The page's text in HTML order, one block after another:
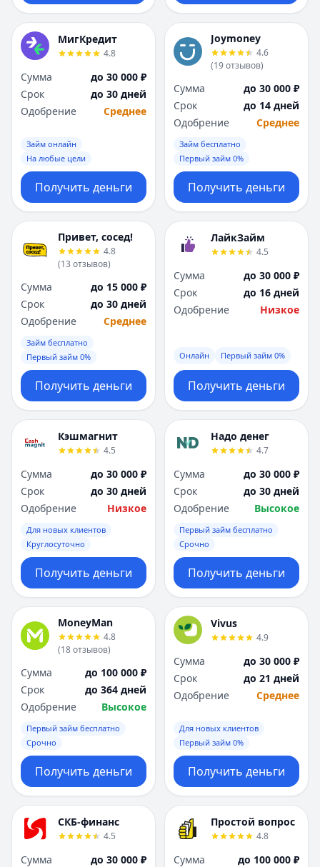
МигКредит
4.8
Сумма
до 30 000 ₽
Срок
до 30 дней
Одобрение
Среднее
Займ онлайн
На любые цели
Получить деньги
Joymoney
4.6
(19отзывов)
Сумма
до 30 000 ₽
Срок
до 14 дней
Одобрение
Среднее
Займ бесплатно
Первый займ 0%
Получить деньги
Привет, сосед!
4.8
(13 отзывов)
Сумма
до 15 000 ₽
Срок
до 30 дней
Одобрение
Среднее
Займ бесплатно
Первый займ 0%
Получить деньги
ЛайкЗайм
4.5
Сумма
до 30 000 ₽
Срок
до 16 дней
Одобрение
Низкое
Онлайн Первый займ 0%
Получить деньги
Кэшмагнит
4.5
Сумма
до 30 000 ₽
Срок
до 30 дней
Одобрение
Низкое
Для новых клиентов
Круглосуточно
Получить деньги
Надо денег
4.7
Сумма
до 30 000 ₽
Срок
до 30 дней
Одобрение
Высокое
Первый займ бесплатно
Срочно
Получить деньги
MoneyMan
4.8
(18отзывов)
Сумма
до 100 000 ₽
Срок
до 364 дней
Одобрение
Высокое
Первый займ бесплатно
Срочно
Получить деньги
Vivus
4.9
Сумма
до 30 000 ₽
Срок
до 21 дней
Одобрение
Среднее
Для новых клиентов
Первый займ 0%
Получить деньги
СКБ-финанс
4.5
Сумма
до 30 000 ₽
Простой вопрос
4.8
Сумма
до 100 000 ₽